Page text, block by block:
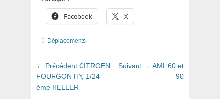
Facebook X
Catégories
Déplacements
Navigation
de
l’article
← Précédent Article
précédent
CITROEN
FOURGON HY, 1/24
ème HELLER
Suivant → Article
AML 60 et
90